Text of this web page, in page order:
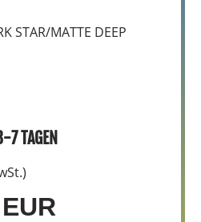
STAR/MATTE DEEP
7 TAGEN